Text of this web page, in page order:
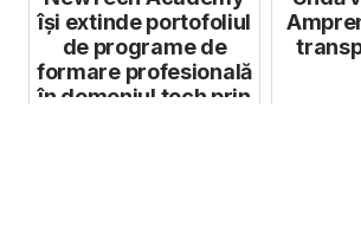
își extinde portofoliul
de programe de
formare profesională
în domeniul tech prin